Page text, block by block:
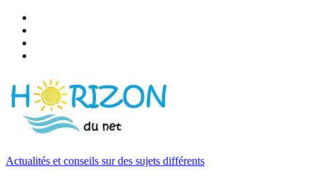
Actualités et conseils sur des sujets différents